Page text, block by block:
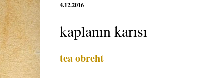
4.12.2016
kaplanın karısı
tea obreht